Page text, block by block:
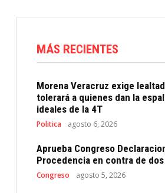
MÁS RECIENTES
Morena Veracruz exige
tolerará a quienes dan la
ideales de la 4T
Politica agosto 6, 2026
Aprueba Congreso
Procedencia en contra de
Congreso agosto 5, 2026